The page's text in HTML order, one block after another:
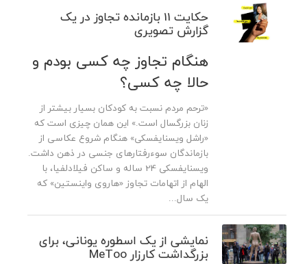
حکایت 11 بازمانده تجاوز در یک
گزارش تصویری
هنگام تجاوز چه کسی بودم و
حالا چه کسی؟
«ترحم مردم نسبت به کودکان بسیار بیشتر از
زنان بزرگسال است.» این همان چیزی است که
«راشل ویسنایفسکی» هنگام شروع عکاسی از
بازماندگان سوء‌رفتارهای جنسی در ذهن داشت.
ویسنایفسکی 24 ساله و ساکن فیلادلفیا، با
الهام از اتهامات تجاوز «هاروی واینستین» که
یک سال...
نمایشی از یک اسطوره یونانی، برای
بزرگداشت کارزار MeToo